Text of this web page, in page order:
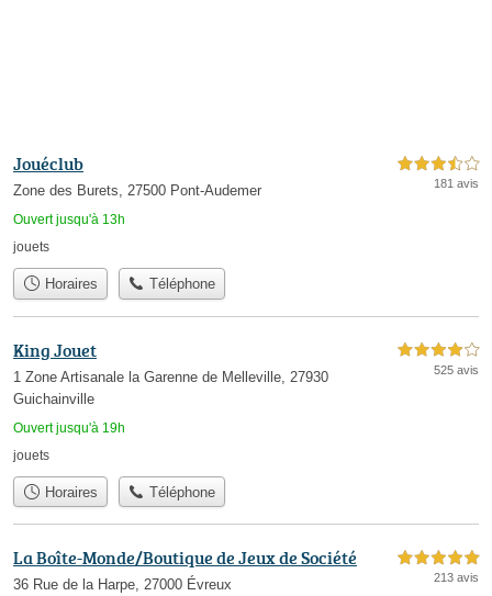
Jouéclub
Zone des Burets, 27500 Pont-Audemer
Ouvert jusqu'à 13h
3,5 étoiles sur 5
181 avis
jouets
Horaires Téléphone
King Jouet
1 Zone Artisanale la Garenne de Melleville, 27930
Guichainville
Ouvert jusqu'à 19h
4,0 étoiles sur 5
525 avis
jouets
Horaires Téléphone
La Boîte-Monde/Boutique de Jeux de Société
36 Rue de la Harpe, 27000 Évreux
5,0 étoiles sur 5
213 avis